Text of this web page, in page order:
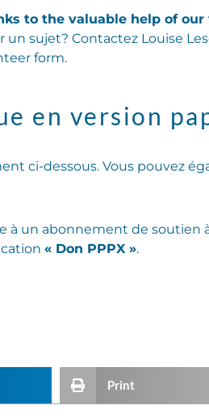
to the valuable help of our
sujet? Contactez Louise
form.
en version
ci-dessous. Vous pouvez
à un abonnement de soutien
« Don PPPX ».
Print